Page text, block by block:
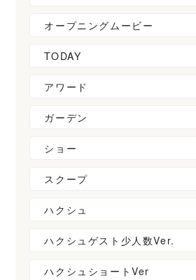
オープニングムービー
TODAY
アワード
ガーデン
ショー
スクープ
ハクシュ
ハクシュゲスト少人数Ver.
ハクシュショートVer